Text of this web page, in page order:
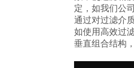
定，如我们公
通过对过滤介
如使用高效过
垂直组合结构